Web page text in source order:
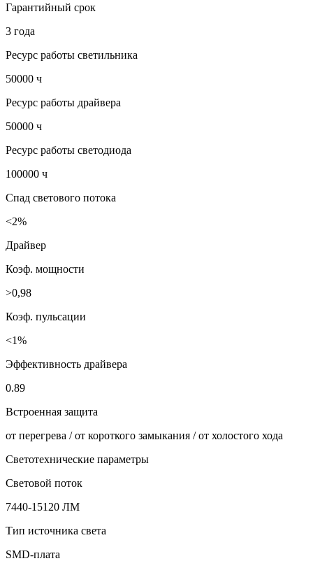
Гарантийный срок
3 года
Ресурс работы светильника
50000 ч
Ресурс работы драйвера
50000 ч
Ресурс работы светодиода
100000 ч
Спад светового потока
<2%
Драйвер
Коэф. мощности
>0,98
Коэф. пульсации
<1%
Эффективность драйвера
0.89
Встроенная защита
от перегрева / от короткого замыкания / от холостого хода
Светотехнические параметры
Световой поток
7440-15120 ЛМ
Тип источника света
SMD-плата